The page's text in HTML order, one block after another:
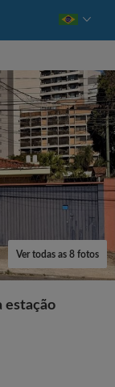
Ver todas as 8 fotos
estação